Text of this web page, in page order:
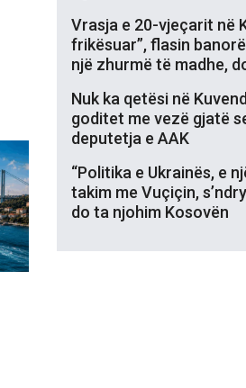
Vrasja e 20-vjeçarit në
frikësuar”, flasin
një zhurmë të madhe,
Nuk ka qetësi në
goditet me vezë gjatë
deputetja e AAK
“Politika e Ukrainës, e
takim me Vuçiçin,
do ta njohim Kosovën